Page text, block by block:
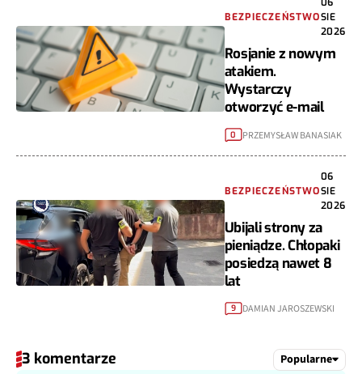
BEZPIECZEŃSTWO
06
SIE
2026
Rosjanie z nowym
atakiem.
Wystarczy
otworzyć e-mail
0 PRZEMYSŁAW BANASIAK
BEZPIECZEŃSTWO
06
SIE
2026
Ubijali strony za
pieniądze. Chłopaki
posiedzą nawet 8
lat
9 DAMIAN JAROSZEWSKI
3 komentarze Popularne